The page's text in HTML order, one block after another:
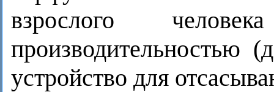
взрослого
производительностью
устройство для